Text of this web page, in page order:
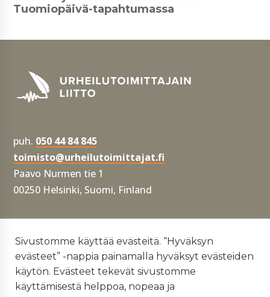
Tuomiopäivä-tapahtumassa
puh. 050 44 84 845
toimisto@urheilutoimittajat.fi
Paavo Nurmen tie 1
00250 Helsinki, Suomi, Finland
Tietosuojaseloste
Yhdenvertaisuus- ja tasa-arvosuunnitelma
Sivustomme käyttää evästeitä. “Hyväksyn
evästeet” -nappia painamalla hyväksyt evästeiden
käytön. Evästeet tekevät sivustomme
käyttämisestä helppoa, nopeaa ja